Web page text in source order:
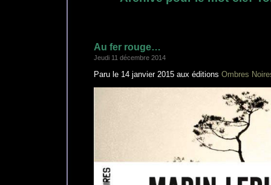
Au fer rouge…
Jeudi 11 décembre 2014
Paru le 14 janvier 2015 aux éditions Ombres